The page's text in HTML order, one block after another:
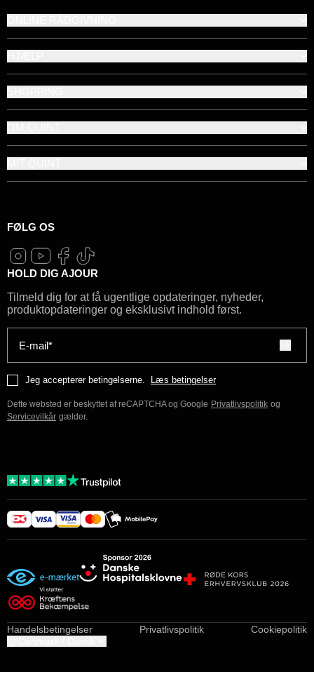
FØLG OS
HOLD DIG AJOUR
Tilmeld dig for at få ugentlige opdateringer, nyheder,
produktopdateringer og eksklusivt indhold først.
E-mail*
Jeg accepterer betingelserne. Læs betingelser
Dette websted er beskyttet af reCAPTCHA og Google Privatlivspolitik og
Servicevilkår gælder.
Handelsbetingelser Privatlivspolitik
Cookiepolitik